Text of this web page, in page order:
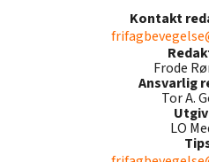
Kontakt
Frode
Ansvarlig
Tor A.
LO